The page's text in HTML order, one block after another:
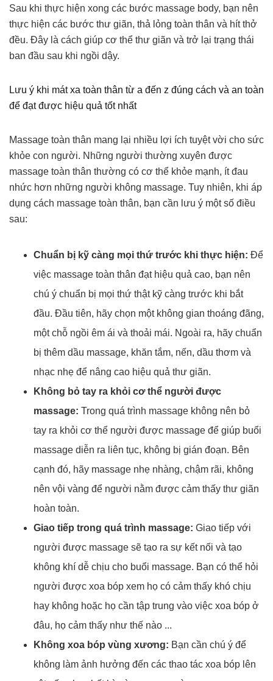
Sau khi thực hiện xong các bước massage body, bạn nên
thực hiện các bước thư giãn, thả lỏng toàn thân và hít thở
đều. Đây là cách giúp cơ thể thư giãn và trở lại trạng thái
ban đầu sau khi ngồi dậy.
Lưu ý khi mát xa toàn thân từ a đến z đúng cách và an toàn
để đạt được hiệu quả tốt nhất
Massage toàn thân mang lại nhiều lợi ích tuyệt vời cho sức
khỏe con người. Những người thường xuyên được
massage toàn thân thường có cơ thể khỏe mạnh, ít đau
nhức hơn những người không massage. Tuy nhiên, khi áp
dụng cách massage toàn thân, bạn cần lưu ý một số điều
sau:
Chuẩn bị kỹ càng mọi thứ trước khi thực hiện: Để
việc massage toàn thân đạt hiệu quả cao, bạn nên
chú ý chuẩn bị mọi thứ thật kỹ càng trước khi bắt
đầu. Đầu tiên, hãy chọn một không gian thoáng đãng,
một chỗ ngồi êm ái và thoải mái. Ngoài ra, hãy chuẩn
bị thêm dầu massage, khăn tắm, nến, dầu thơm và
nhạc nhẹ để nâng cao hiệu quả thư giãn.
Không bỏ tay ra khỏi cơ thể người được
massage: Trong quá trình massage không nên bỏ
tay ra khỏi cơ thể người được massage để giúp buổi
massage diễn ra liên tục, không bị gián đoạn. Bên
cạnh đó, hãy massage nhẹ nhàng, chậm rãi, không
nên vội vàng để người nằm được cảm thấy thư giãn
hoàn toàn.
Giao tiếp trong quá trình massage: Giao tiếp với
người được massage sẽ tạo ra sự kết nối và tạo
không khí dễ chịu cho buổi massage. Bạn có thể hỏi
người được xoa bóp xem họ có cảm thấy khó chịu
hay không hoặc họ cần tập trung vào việc xoa bóp ở
đâu, họ cảm thấy như thế nào ...
Không xoa bóp vùng xương: Bạn cần chú ý để
không làm ảnh hưởng đến các thao tác xoa bóp lên